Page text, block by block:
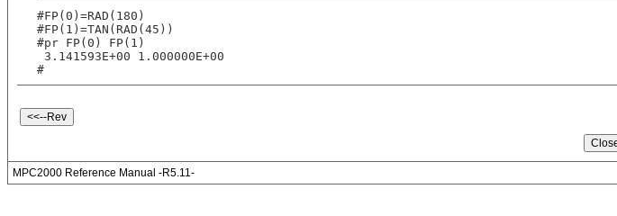
#FP(0)=RAD(180)
#FP(1)=TAN(RAD(45))
#pr FP(0) FP(1)
3.141593E+00 1.000000E+00
#
MPC2000 Reference Manual -R5.11-